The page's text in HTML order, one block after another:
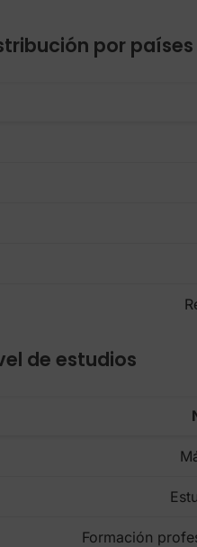
por
de estudios
Formación